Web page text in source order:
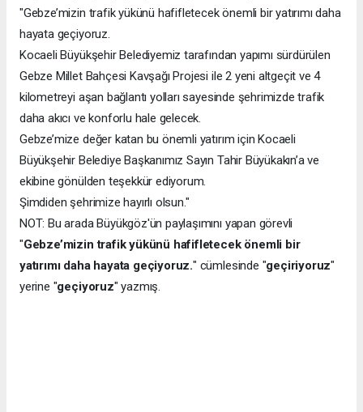
"Gebze’mizin trafik yükünü hafifletecek önemli bir yatırımı daha
hayata geçiyoruz.
Kocaeli Büyükşehir Belediyemiz tarafından yapımı sürdürülen
Gebze Millet Bahçesi Kavşağı Projesi ile 2 yeni altgeçit ve 4
kilometreyi aşan bağlantı yolları sayesinde şehrimizde trafik
daha akıcı ve konforlu hale gelecek.
Gebze’mize değer katan bu önemli yatırım için Kocaeli
Büyükşehir Belediye Başkanımız Sayın Tahir Büyükakın’a ve
ekibine gönülden teşekkür ediyorum.
Şimdiden şehrimize hayırlı olsun."
NOT: Bu arada Büyükgöz'ün paylaşımını yapan görevli
"Gebze’mizin trafik yükünü hafifletecek önemli bir
yatırımı daha hayata geçiyoruz." cümlesinde "geçiriyoruz"
yerine "geçiyoruz" yazmış.